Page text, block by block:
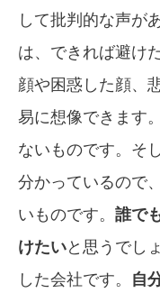
して批判的な声が
は、できれば避け
顔や困惑した顔、
易に想像できます
ないものです。そ
分かっているので
いものです。 誰で
けたいと思うでし
した会社です。 自